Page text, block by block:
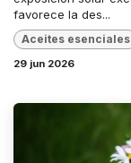
favorece la des...
Aceites esenciales
29 jun 2026